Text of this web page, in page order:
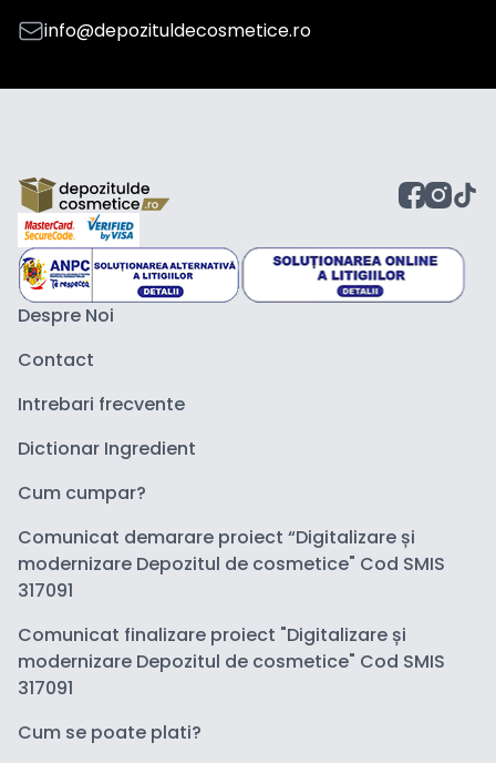
info@depozituldecosmetice.ro
Despre Noi
Contact
Intrebari frecvente
Dictionar Ingredient
Cum cumpar?
Comunicat demarare proiect “Digitalizare și
modernizare Depozitul de cosmetice" Cod SMIS
317091
Comunicat finalizare proiect "Digitalizare și
modernizare Depozitul de cosmetice" Cod SMIS
317091
Cum se poate plati?